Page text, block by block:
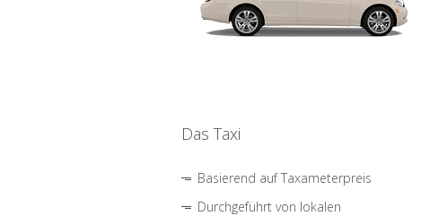
Das Taxi
Basierend auf Taxameterpreis
Durchgeführt von lokalen